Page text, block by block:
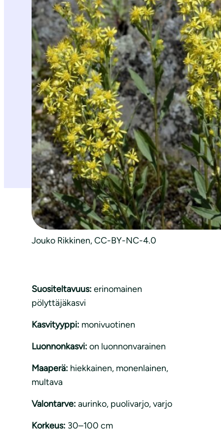
Jouko Rikkinen, CC-BY-NC-4.0
Suositeltavuus: erinomainen
pölyttäjäkasvi
Kasvityyppi: monivuotinen
Luonnonkasvi: on luonnonvarainen
Maaperä: hiekkainen, monenlainen
multava
Valontarve: aurinko, puolivarjo, varjo
Korkeus: 30–100 cm